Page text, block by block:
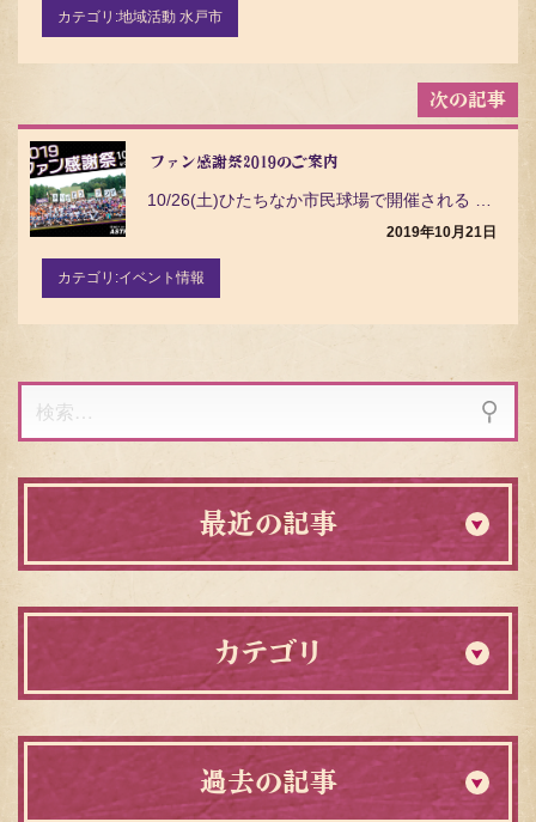
カテゴリ:地域活動 水戸市
ファン感謝祭2019のご案内
2019年10月21日
カテゴリ:イベント情報
索:
最近の記事
カテゴリ
過去の記事